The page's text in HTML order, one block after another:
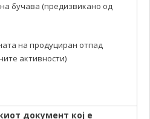
бучава (предизвикано од
на продуциран отпад
активности)
документ кој е